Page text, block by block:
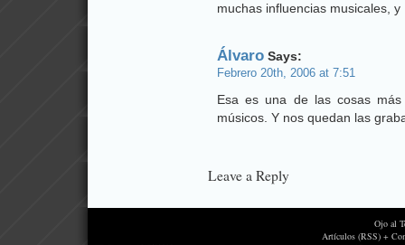
muchas influencias musicales,
Álvaro Says:
Febrero 20th, 2006 at 7:51
Esa es una de las cosas
músicos. Y nos quedan las
Leave a Reply
Ojo al
Artículos (RSS) +